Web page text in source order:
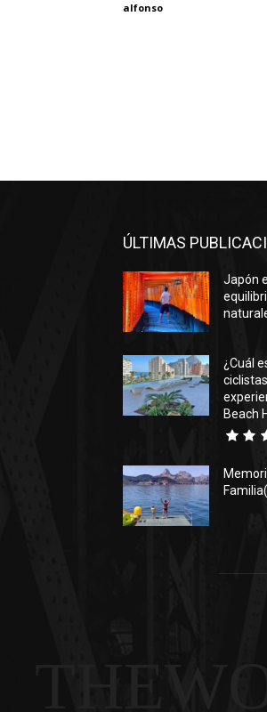
alfonso
ÚLTIMAS
Japón
¿Cuál
Beach